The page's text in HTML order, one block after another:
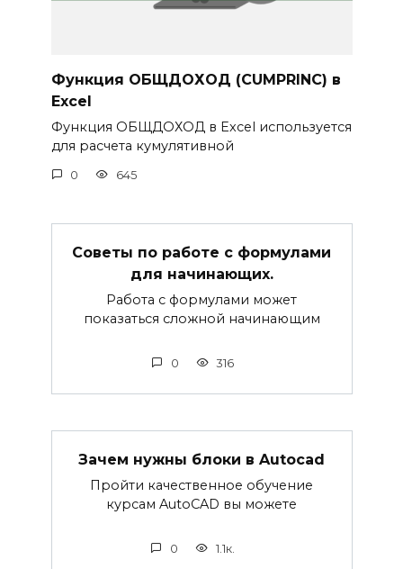
Функция ОБЩДОХОД (CUMPRINC) в
Excel
Функция ОБЩДОХОД в Excel используется
для расчета кумулятивной
0 645
Советы по работе с формулами
для начинающих.
Работа с формулами может
показаться сложной начинающим
0 316
Зачем нужны блоки в Autocad
Пройти качественное обучение
курсам AutoCAD вы можете
0 1.1к.